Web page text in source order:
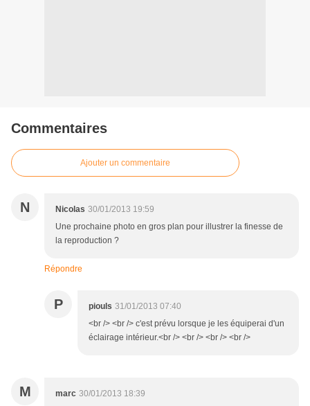
Commentaires
Ajouter un commentaire
N Nicolas 30/01/2013 19:59
Une prochaine photo en gros plan pour illustrer la finesse de
la reproduction ?
Répondre
P piouls 31/01/2013 07:40
<br /> <br /> c'est prévu lorsque je les équiperai d'un
éclairage intérieur.<br /> <br /> <br /> <br />
M marc 30/01/2013 18:39